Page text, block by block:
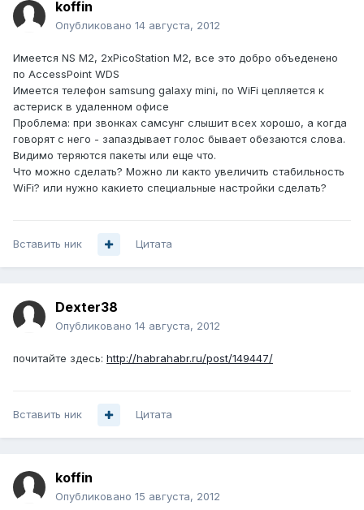
koffin
Опубликовано 14 августа, 2012
Имеется NS M2, 2xPicoStation M2, все это добро объеденено
по AccessPoint WDS
Имеется телефон samsung galaxy mini, по WiFi цепляется к
астериск в удаленном офисе
Проблема: при звонках самсунг слышит всех хорошо, а когда
говорят с него - запаздывает голос бывает обезаются слова.
Видимо теряются пакеты или еще что.
Что можно сделать? Можно ли както увеличить стабильность
WiFi? или нужно какието специальные настройки сделать?
Вставить ник Цитата
Dexter38
Опубликовано 14 августа, 2012
почитайте здесь: http://habrahabr.ru/post/149447/
Вставить ник Цитата
koffin
Опубликовано 15 августа, 2012